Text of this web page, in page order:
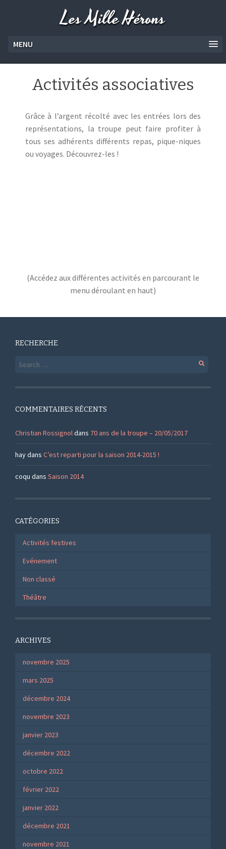
Les Mille Hérons
MENU
Activités associatives
Grâce à l’argent récolté avec les entrées lors des
représentations, la troupe peut faire profiter à
tous ses adhérents différents repas, pique-niques
ou voyages. Découvrez-les !
(Accédez aux différentes activités en parcourant le
menu déroulant en haut)
RECHERCHE
Search
COMMENTAIRES RÉCENTS
Christian Rossignoldans 70 ans de la troupe – 20/05/2017
haydans C’est reparti pour la saison 2014-2015 !
coqu dans Saison 2014
CATÉGORIES
Activités festives
Evénement
Non classé
Théâtre
ARCHIVES
novembre 2025
mars 2025
décembre 2024
novembre 2023
janvier 2023
décembre 2022
octobre 2022
février 2022
janvier 2022
décembre 2021
novembre 2021